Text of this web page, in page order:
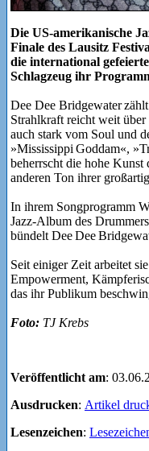
Die US-amerikanische
Finale des Lausitz
die international
Schlagzeug ihr
Dee Dee Bridgewater
Strahlkraft reicht weit
auch stark vom Soul und
»Mississippi Goddam«,
beherrscht die hohe
anderen Ton ihrer
In ihrem Songprogramm
Jazz-Album des
bündelt Dee Dee
Seit einiger Zeit arbeitet
Empowerment,
das ihr Publikum
Foto: TJ Krebs
Veröffentlicht am:
Ausdrucken: Artikel
Lesenzeichen: